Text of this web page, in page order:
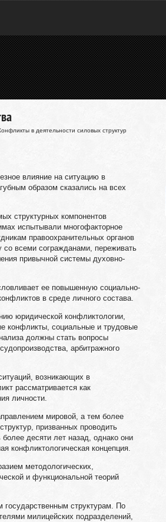
в деятельности силовых структур
влияние на ситуацию в
образом сказались на всех
структурных компонентов
испытывали многофакторное
правоохранительных органов
со всеми согражданами, переживать
привычной системы духовно-
ее повышенную социально-
в среде личного состава.
юридической конфликтологии,
конфликты, социальные и трудовые
должны стать вопросы
арбитражного
возникающих в
рассматривается как
личности.
мировой, а тем более
призванных проводить
десяти лет назад, однако они
конфликтологическая концепция.
методологических,
и функциональной теорий
структурам. По
милицейских подразделений,